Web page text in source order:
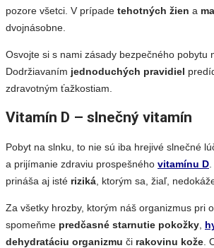
pozore všetci. V prípade tehotných žien a
dvojnásobne.
Osvojte si s nami zásady bezpečného pobytu
Dodržiavaním jednoduchých pravidiel
zdravotným ťažkostiam.
Vitamín D – slnečný vitamín
Pobyt na slnku, to nie sú iba hrejivé slnečné
a prijímanie zdraviu prospešného vitamínu D
prináša aj isté riziká , ktorým sa, žiaľ,
Za všetky hrozby, ktorým náš organizmus pri
spomeňme predčasné starnutie pokožky
dehydratáciu organizmu či rakovinu kože .